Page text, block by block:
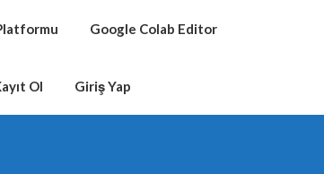
Google Colab Editor
Ol Giriş Yap